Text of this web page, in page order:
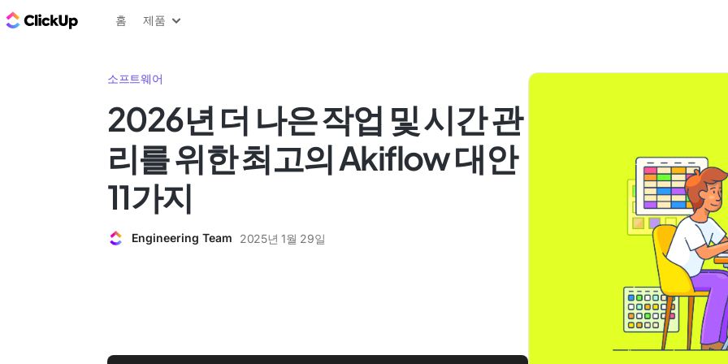
ClickUp 블로그
홈 제품
소프트웨어
2026년 더 나은 작업 및 시간 관
리를 위한 최고의 Akiflow 대안
11가지
Engineering Team 2025년 1월 29일